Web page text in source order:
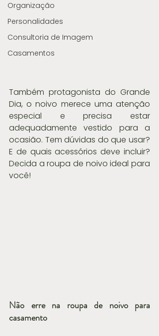
Organização
Personalidades
Consultoria de Imagem
Casamentos
Também protagonista do Grande
Dia, o noivo merece uma atenção
especial e precisa estar
adequadamente vestido para a
ocasião. Tem dúvidas do que usar?
E de quais acessórios deve incluir?
Decida a roupa de noivo ideal para
você!
Não erre na roupa de noivo para
casamento